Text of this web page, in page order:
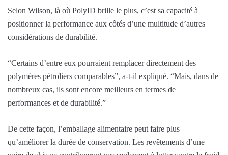
Selon Wilson, là où PolyID brille le plus, c’est sa capacité à
positionner la performance aux côtés d’une multitude d’autres
considérations de durabilité.
“Certains d’entre eux pourraient remplacer directement des
polymères pétroliers comparables”, a-t-il expliqué. “Mais, dans de
nombreux cas, ils sont encore meilleurs en termes de
performances et de durabilité.”
De cette façon, l’emballage alimentaire peut faire plus
qu’améliorer la durée de conservation. Les revêtements d’une